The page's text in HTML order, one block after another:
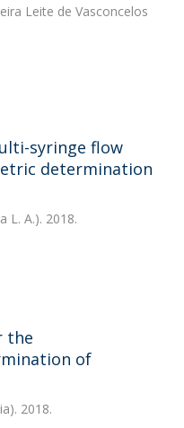
Leite de Vasconcelos
syringe flow
determination
L. A.). 2018.
the
of
2018.